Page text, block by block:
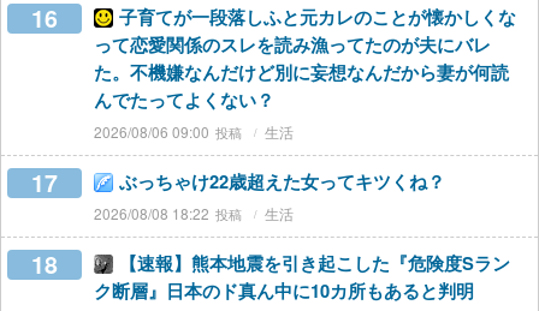
16
子育てが一段落しふと元カレのことが懐かしくな
って恋愛関係のスレを読み漁ってたのが夫にバレ
た。不機嫌なんだけど別に妄想なんだから妻が何読
んでたってよくない？
2026/08/06 09:00 生活
17 ぶっちゃけ22歳超えた女ってキツくね？
2026/08/08 18:22 生活
18
【速報】熊本地震を引き起こした『危険度Sラン
ク断層』日本のド真ん中に10カ所もあると判明